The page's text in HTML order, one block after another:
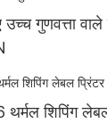
गुणवत्ता
शिपिंग